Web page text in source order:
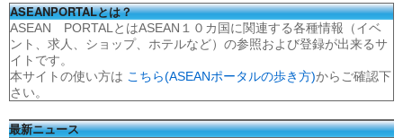
ASEANPORTALとは？
ASEAN PORTALとはASEAN１０カ国に関連する各種情報（イベ
ント、求人、ショップ、ホテルなど）の参照および登録が出来るサ
イトです。
本サイトの使い方は こちら(ASEANポータルの歩き方)からご確認下
さい。
最新ニュース